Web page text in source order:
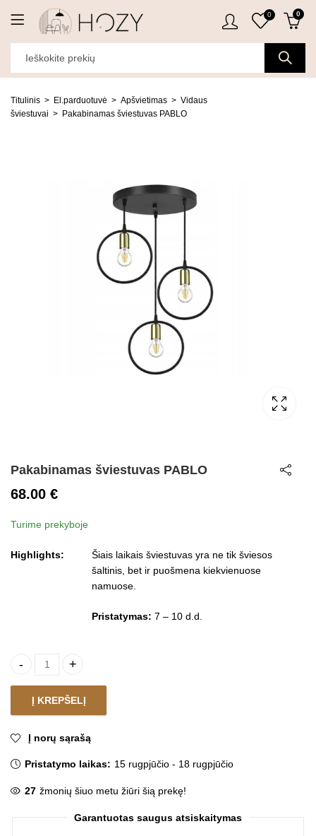
0 0
Titulinis El.parduotuvė Apšvietimas
Vidaus
šviestuvai
Pakabinamas šviestuvas PABLO
Pakabinamas šviestuvas PABLO
68.00 €
Turime prekyboje
Highlights:
Šiais laikais šviestuvas yra ne tik šviesos
šaltinis, bet ir puošmena kiekvienuose
namuose.
Pristatymas: 7 – 10 d.d.
Pakabinamas šviestuvas PABLO quantity
Į KREPŠELĮ
Į norų sąrašą
Pristatymo laikas: 15 rugpjūčio - 18 rugpjūčio
27 žmonių šiuo metu žiūri šią prekę!
Garantuotas saugus atsiskaitymas